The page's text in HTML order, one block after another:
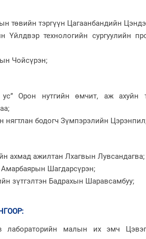
төвийн тэргүүн Цагаанбандийн
Үйлдвэр технологийн сургуулийн
Чойсүрэн;
ус” Орон нутгийн өмчит, аж ахуйн
бодогч Зүмпэрэлийн
ахмад ажилтан Лхагвын Лувсандагва;
Шагдарсүрэн;
зүтгэлтэн Бадрахын Шаравсамбуу;
:
малын их эмч